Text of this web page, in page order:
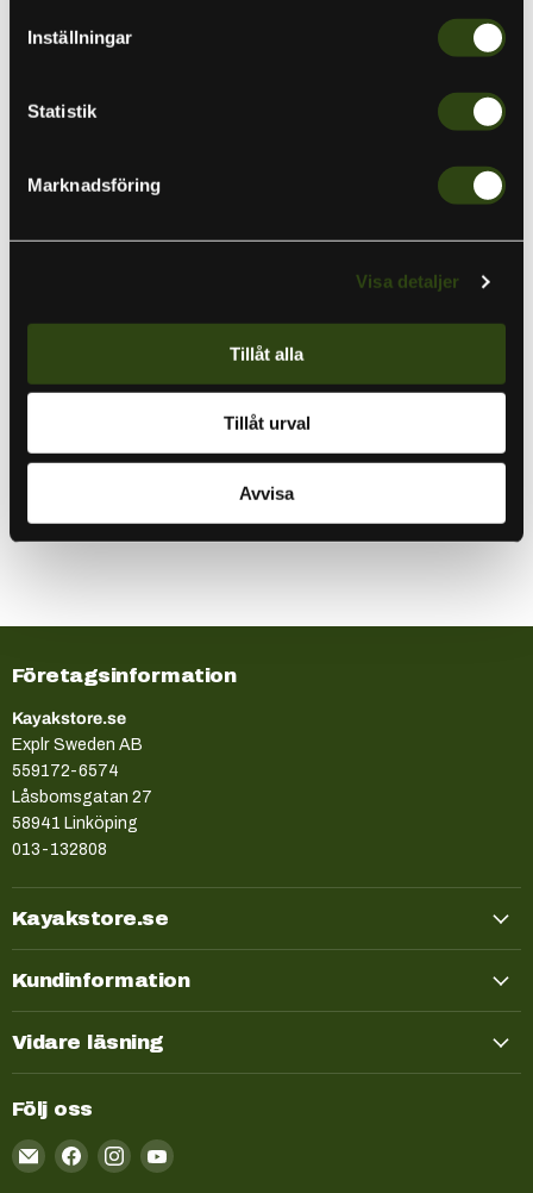
Inställningar
Statistik
Marknadsföring
Visa detaljer
Tillåt alla
Tillåt urval
Avvisa
Shimano Rod Yasei BB Spinning-serien representerar en
exceptionell kollektion spinnspön som är
moderna fiskare. Oavsett om ditt intresse ligger i lätt
streetfiske eller om du behöver kraftfulla modeller för att
jaga de största gäddorna med tunga beten, erbjuder Yasei
BB-serien en perfekt match för dina ambitioner.
Förpackningen innehåller
Information om tillverkning
Företagsinformation
Kayakstore.se
Explr Sweden AB
559172-6574
Låsbomsgatan 27
58941 Linköping
013-132808
Kayakstore.se
Kundinformation
Vidare läsning
Följ oss
Email
Kayakstore.se